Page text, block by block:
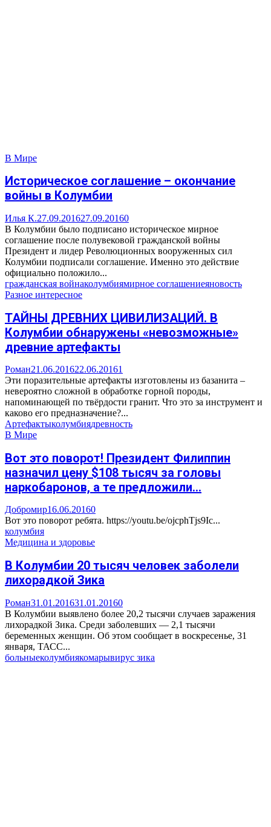
В Мире
Историческое соглашение – окончание
войны в Колумбии
Илья К.27.09.201627.09.20160
В Колумбии было подписано историческое мирное
соглашение после полувековой гражданской войны
Президент и лидер Революционных вооруженных сил
Колумбии подписали соглашение. Именно это действие
официально положило...
гражданская войнаколумбиямирное соглашениеяновость
Разное интересное
ТАЙНЫ ДРЕВНИХ ЦИВИЛИЗАЦИЙ. В
Колумбии обнаружены «невозможные»
древние артефакты
Роман21.06.201622.06.20161
Эти поразительные артефакты изготовлены из базанита –
невероятно сложной в обработке горной породы,
напоминающей по твёрдости гранит. Что это за инструмент и
каково его предназначение?...
Артефактыколумбиядревность
В Мире
Вот это поворот! Президент Филиппин
назначил цену $108 тысяч за головы
наркобаронов, а те предложили…
Добромир16.06.20160
Вот это поворот ребята. https://youtu.be/ojcphTjs9Ic...
колумбия
Медицина и здоровье
В Колумбии 20 тысяч человек заболели
лихорадкой Зика
Роман31.01.201631.01.20160
В Колумбии выявлено более 20,2 тысячи случаев заражения
лихорадкой Зика. Среди заболевших — 2,1 тысячи
беременных женщин. Об этом сообщает в воскресенье, 31
января, ТАСС...
больныеколумбиякомарывирус зика